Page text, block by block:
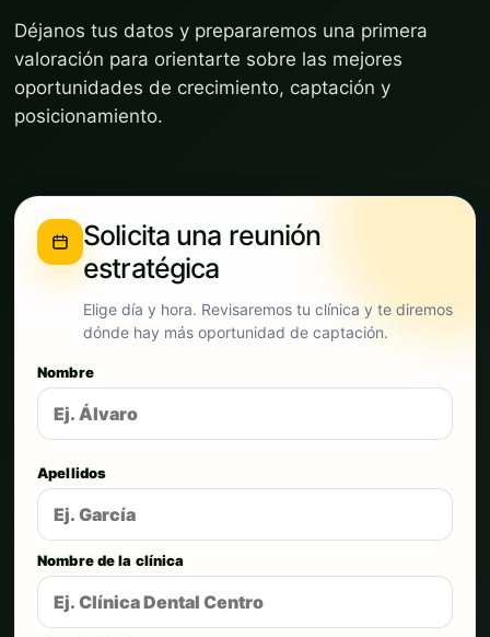
Déjanos tus datos y prepararemos una primera
valoración para orientarte sobre las mejores
oportunidades de crecimiento, captación y
posicionamiento.
Solicita una reunión
estratégica
Elige día y hora. Revisaremos tu clínica y te diremos
dónde hay más oportunidad de captación.
Nombre
Apellidos
Nombre de la clínica